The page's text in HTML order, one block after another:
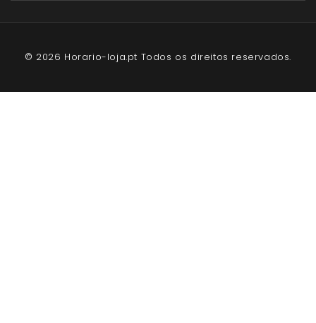
© 2026 Horario-loja.pt Todos os direitos reservados.